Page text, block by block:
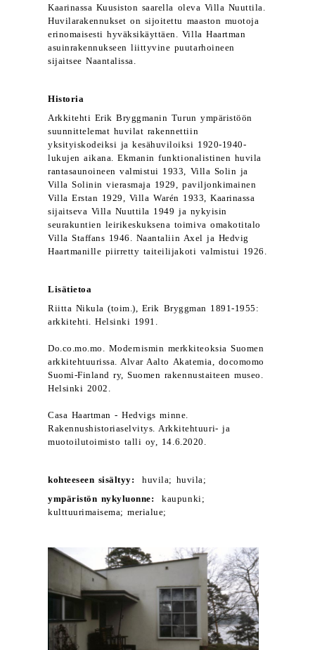
Kaarinassa Kuusiston saarella oleva Villa Nuuttila.
Huvilarakennukset on sijoitettu maaston muotoja
erinomaisesti hyväksikäyttäen. Villa Haartman
asuinrakennukseen liittyvine puutarhoineen
sijaitsee Naantalissa.
Historia
Arkkitehti Erik Bryggmanin Turun ympäristöön
suunnittelemat huvilat rakennettiin
yksityiskodeiksi ja kesähuviloiksi 1920-1940-
lukujen aikana. Ekmanin funktionalistinen huvila
rantasaunoineen valmistui 1933, Villa Solin ja
Villa Solinin vierasmaja 1929, paviljonkimainen
Villa Erstan 1929, Villa Warén 1933, Kaarinassa
sijaitseva Villa Nuuttila 1949 ja nykyisin
seurakuntien leirikeskuksena toimiva omakotitalo
Villa Staffans 1946. Naantaliin Axel ja Hedvig
Haartmanille piirretty taiteilijakoti valmistui 1926.
Lisätietoa
Riitta Nikula (toim.), Erik Bryggman 1891-1955:
arkkitehti. Helsinki 1991.
Do.co.mo.mo. Modernismin merkkiteoksia Suomen
arkkitehtuurissa. Alvar Aalto Akatemia, docomomo
Suomi-Finland ry, Suomen rakennustaiteen museo.
Helsinki 2002.
Casa Haartman - Hedvigs minne.
Rakennushistoriaselvitys. Arkkitehtuuri- ja
muotoilutoimisto talli oy, 14.6.2020.
kohteeseen sisältyy: huvila; huvila;
ympäristön nykyluonne: kaupunki;
kulttuurimaisema; merialue;